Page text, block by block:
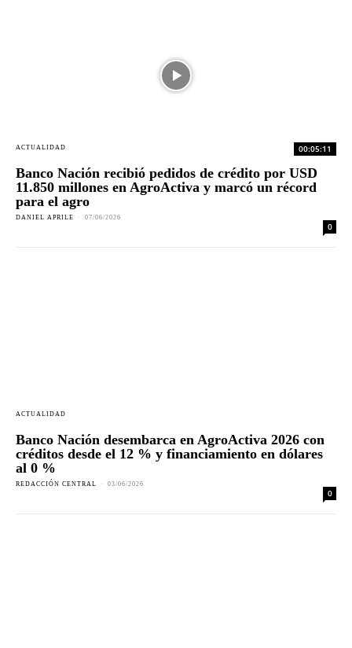
ACTUALIDAD 00:05:11
Banco Nación recibió pedidos de crédito por USD
11.850 millones en AgroActiva y marcó un récord
para el agro
DANIEL APRILE - 07/06/2026
0
ACTUALIDAD
Banco Nación desembarca en AgroActiva 2026 con
créditos desde el 12 % y financiamiento en dólares
al 0 %
REDACCIÓN CENTRAL - 03/06/2026
0